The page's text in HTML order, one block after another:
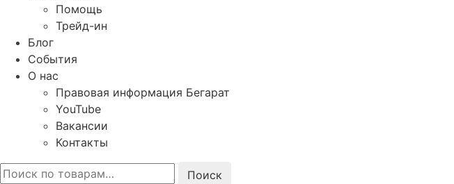
Помощь
Трейд-ин
Блог
События
О нас
Правовая информация Бегарат
YouTube
Вакансии
Контакты
Искать: